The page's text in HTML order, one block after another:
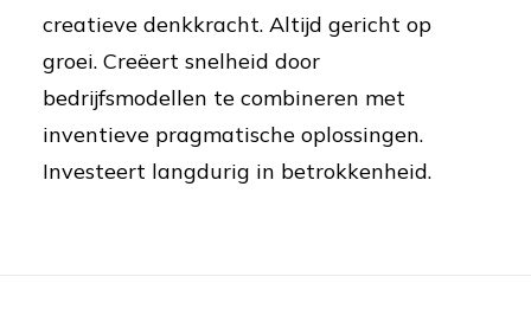
creatieve denkkracht. Altijd gericht op
groei. Creëert snelheid door
bedrijfsmodellen te combineren met
inventieve pragmatische oplossingen.
Investeert langdurig in betrokkenheid.